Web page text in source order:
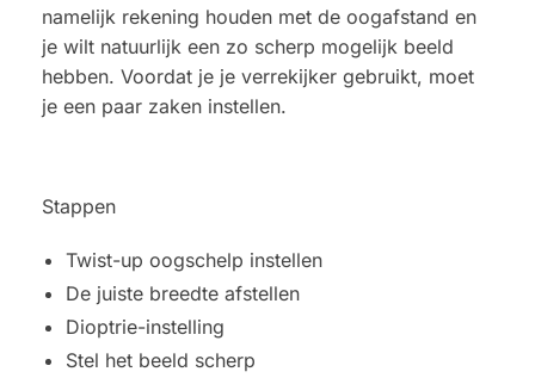
namelijk rekening houden met de oogafstand en
je wilt natuurlijk een zo scherp mogelijk beeld
hebben. Voordat je je verrekijker gebruikt, moet
je een paar zaken instellen.
Stappen
Twist-up oogschelp instellen
De juiste breedte afstellen
Dioptrie-instelling
Stel het beeld scherp